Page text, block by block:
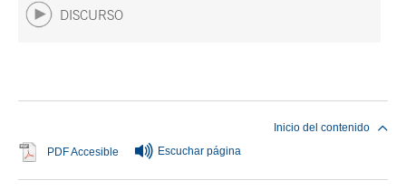
DISCURSO
PDF Accesible Se abre en ventana nueva
Escuchar página
Inicio del contenido